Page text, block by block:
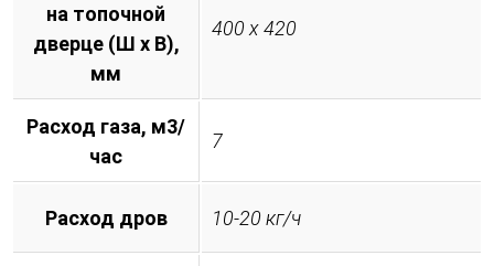
на топочной
дверце (Ш х В),
мм
400 х 420
Расход газа, м3/
час
7
Расход дров 10-20 кг/ч